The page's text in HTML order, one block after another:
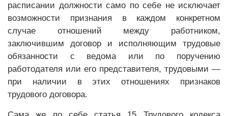
расписании должности само по себе не исключает
возможности признания в каждом конкретном
случае отношений между работником,
заключившим договор и исполняющим трудовые
обязанности с ведома или по поручению
работодателя или его представителя, трудовыми —
при наличии в этих отношениях признаков
трудового договора.